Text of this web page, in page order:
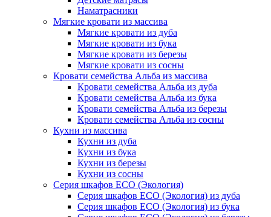
Наматрасники
Мягкие кровати из массива
Мягкие кровати из дуба
Мягкие кровати из бука
Мягкие кровати из березы
Мягкие кровати из сосны
Кровати семейства Альба из массива
Кровати семейства Альба из дуба
Кровати семейства Альба из бука
Кровати семейства Альба из березы
Кровати семейства Альба из сосны
Кухни из массива
Кухни из дуба
Кухни из бука
Кухни из березы
Кухни из сосны
Серия шкафов ECO (Экология)
Серия шкафов ECO (Экология) из дуба
Серия шкафов ECO (Экология) из бука